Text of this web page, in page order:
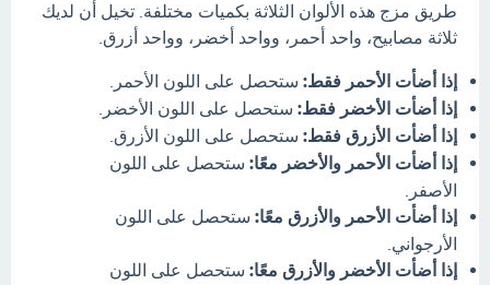
طريق مزج هذه الألوان الثلاثة بكميات مختلفة. تخيل أن لديك
ثلاثة مصابيح، واحد أحمر، وواحد أخضر، وواحد أزرق.
إذا أضأت الأحمر فقط: ستحصل على اللون الأحمر.
إذا أضأت الأخضر فقط: ستحصل على اللون الأخضر.
إذا أضأت الأزرق فقط: ستحصل على اللون الأزرق.
إذا أضأت الأحمر والأخضر معًا: ستحصل على اللون
الأصفر.
إذا أضأت الأحمر والأزرق معًا: ستحصل على اللون
الأرجواني.
إذا أضأت الأخضر والأزرق معًا: ستحصل على اللون